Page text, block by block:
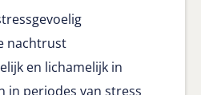
nachtrust
en lichamelijk in
in periodes van stress